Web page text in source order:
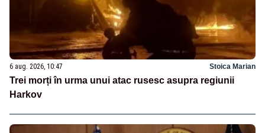
6 aug. 2026, 10:47 Stoica Marian
Trei morți în urma unui atac rusesc asupra regiunii
Harkov